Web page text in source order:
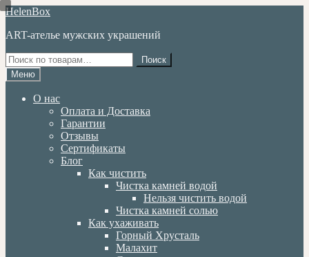
Перейти
навигации
Перейти
содержимому
HelenBox
ART-ателье мужских украшений
Искать:
Поиск
Меню
О нас
Оплата и Доставка
Гарантии
Отзывы
Сертификаты
Блог
Как чистить
Чистка камней водой
Нельзя чистить водой
Чистка камней солью
Как ухаживать
Горный Хрусталь
Малахит